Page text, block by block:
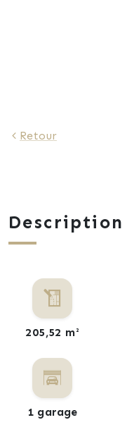
Retour
Description
205,52 m²
1 garage